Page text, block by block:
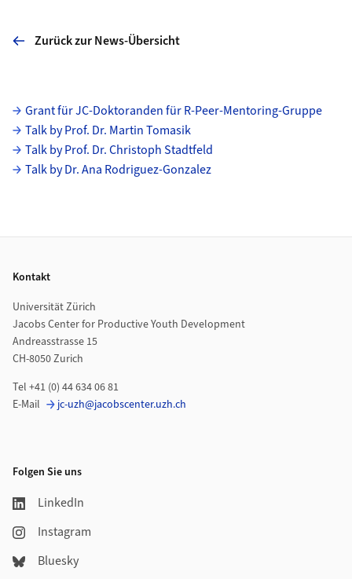
Zurück zur News-Übersicht
Unterseiten
Grant für JC-Doktoranden für R-Peer-Mentoring-Gruppe
Talk by Prof. Dr. Martin Tomasik
Talk by Prof. Dr. Christoph Stadtfeld
Talk by Dr. Ana Rodriguez-Gonzalez
Kontakt
Universität Zürich
Jacobs Center for Productive Youth Development
Andreasstrasse 15
CH-8050 Zurich
Tel +41 (0) 44 634 06 81
E-Mail
jc-uzh@jacobscenter.uzh.ch
Folgen Sie uns
LinkedIn
Instagram
Bluesky